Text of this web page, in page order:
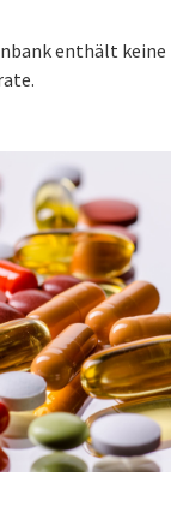
enthält